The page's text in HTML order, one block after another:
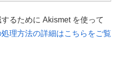
るために Akismet を使って
理方法の詳細はこちらをご覧